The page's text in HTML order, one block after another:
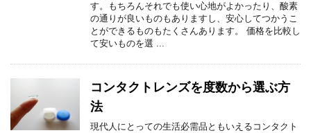
す。もちろんそれでも使い心地がよかったり、酸素
の通りが良いものもありますし、安心してつかうこ
とができるものもたくさんあります。 価格を比較し
て安いものを選 ...
コンタクトレンズを度数から選ぶ方
法
現代人にとっての生活必需品ともいえるコンタクト